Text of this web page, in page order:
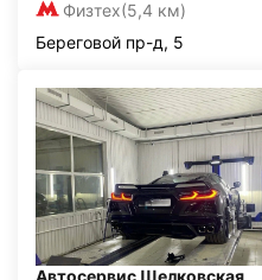
Физтех(5,4 км)
Береговой пр-д, 5
Автосервис Щелковская